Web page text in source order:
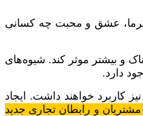
گرما، عشق و محبت چه کسانی
و بیشتر موثر کند. شیوه‌های
دارد.
نیز کاربرد خواهند داشت. ایجاد
مشتریان و رابطان تجاری جدید